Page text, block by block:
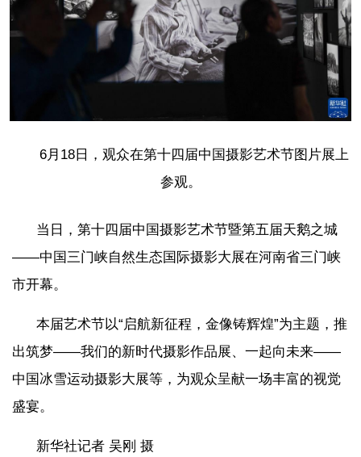
6月18日，观众在第十四届中国摄影艺术节图片展上
参观。
当日，第十四届中国摄影艺术节暨第五届天鹅之城
——中国三门峡自然生态国际摄影大展在河南省三门峡
市开幕。
本届艺术节以“启航新征程，金像铸辉煌”为主题，推
出筑梦——我们的新时代摄影作品展、一起向未来——
中国冰雪运动摄影大展等，为观众呈献一场丰富的视觉
盛宴。
新华社记者 吴刚 摄